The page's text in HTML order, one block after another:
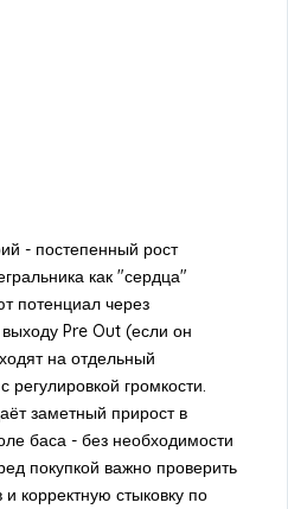
- постепенный рост
как "сердца"
потенциал через
Pre Out (если он
на отдельный
громкости.
заметный прирост в
баса - без необходимости
покупкой важно проверить
корректную стыковку по